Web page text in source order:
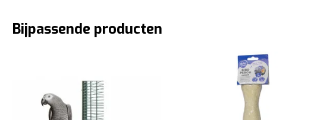
Bijpassende producten